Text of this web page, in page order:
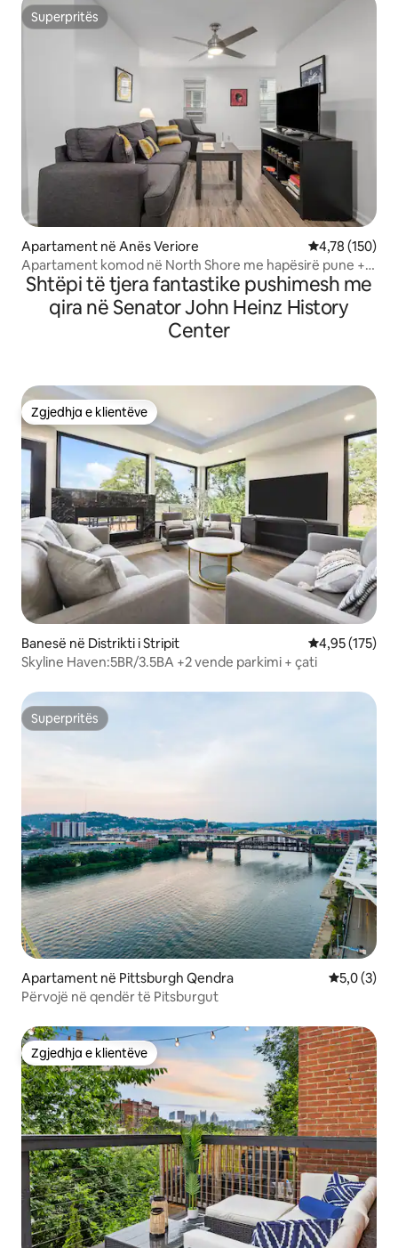
Superpritës
Superpritës
Apartament në Anës Veriore Vlerësimi
4,78 (150)
Apartament komod në North Shore me hapësirë pune +
parkim
Shtëpi të tjera fantastike pushimesh me
qira në Senator John Heinz History
Center
Zgjedhja e klientëve
Zgjedhja e klientëve
Banesë në Distrikti i Stripit Vlerësimi
4,95 (175)
Skyline Haven:5BR/3.5BA +2 vende parkimi + çati
Superpritës
Superpritës
Apartament në Pittsburgh Qendra Vlerësimi
5,0 (3)
Përvojë në qendër të Pitsburgut
Zgjedhja e klientëve
Zgjedhja e klientëve